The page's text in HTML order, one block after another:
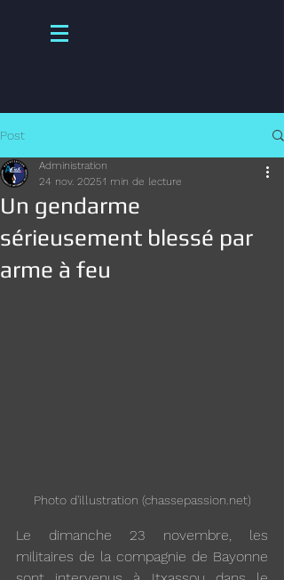
Post
Un gendarme
sérieusement blessé par
arme à feu
Administration
24 nov. 20251 min de lecture
Photo d'illustration (chassepassion.net)
Le dimanche 23 novembre, les
militaires de la compagnie de Bayonne